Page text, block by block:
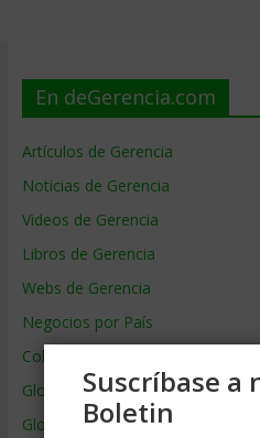
En deGerencia.com
Artículos de Gerencia
Noticias de Gerencia
Videos de Gerencia
Libros de Gerencia
Webs de Gerencia
Negocios por País
Colaboradores de Gerencia
Glosario
Glosario Inglés – Español
Suscríbase a
Boletin